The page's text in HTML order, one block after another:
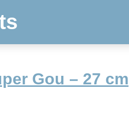
Gou – 27 cm